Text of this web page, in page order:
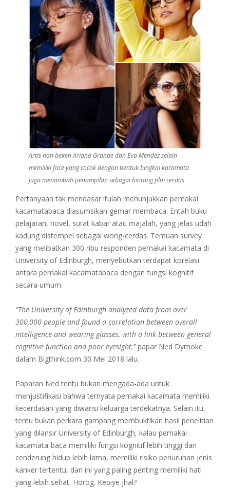
Artis nan beken Ariana Grande dan Eva Mendez selain
memiliki face yang cocok dengan bentuk bingkai kacamata
juga menambah penampilan sebagai bintang film cerdas
Pertanyaan tak mendasar itulah menunjukkan pemakai
kacamatabaca diasumsikan gemar membaca. Entah buku
pelajaran, novel, surat kabar atau majalah, yang jelas udah
kadung distempel sebagai wong-cerdas. Temuan survey
yang melibatkan 300 ribu responden pemakai kacamata di
University of Edinburgh, menyebutkan terdapat korelasi
antara pemakai kacamatabaca dengan fungsi kognitif
secara umum.
“The University of Edinburgh analyzed data from over
300,000 people and found a correlation between overall
intelligence and wearing glasses, with a link between general
cognitive function and poor eyesight,”papar Ned Dymoke
dalam Bigthink.com 30 Mei 2018 lalu.
Paparan Ned tentu bukan mengada-ada untuk
menjustifikasi bahwa ternyata pemakai kacamata memiliki
kecerdasan yang diwarisi keluarga terdekatnya. Selain itu,
tentu bukan perkara gampang membuktikan hasil penelitian
yang dilansir University of Edinburgh, kalau pemakai
kacamata-baca memiliki fungsi kognitif lebih tinggi dan
cenderung hidup lebih lama, memiliki risiko penurunan jenis
kanker tertentu, dan ini yang paling penting memiliki hati
yang lebih sehat. Horog. Kepiye jhal?